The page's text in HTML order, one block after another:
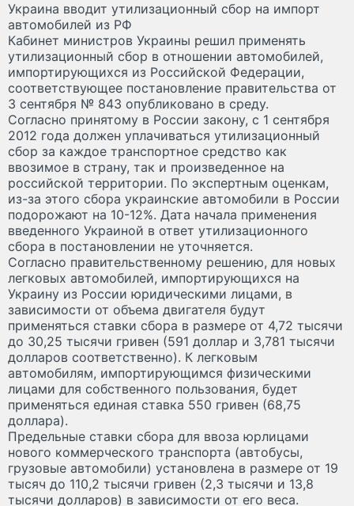
Украина вводит утилизационный сбор на импорт
автомобилей из РФ
Кабинет министров Украины решил применять
утилизационный сбор в отношении автомобилей,
импортирующихся из Российской Федерации,
соответствующее постановление правительства от
3 сентября № 843 опубликовано в среду.
Согласно принятому в России закону, с 1 сентября
2012 года должен уплачиваться утилизационный
сбор за каждое транспортное средство как
ввозимое в страну, так и произведенное на
российской территории. По экспертным оценкам,
из-за этого сбора украинские автомобили в России
подорожают на 10-12%. Дата начала применения
введенного Украиной в ответ утилизационного
сбора в постановлении не уточняется.
Согласно правительственному решению, для новых
легковых автомобилей, импортирующихся на
Украину из России юридическими лицами, в
зависимости от объема двигателя будут
применяться ставки сбора в размере от 4,72 тысячи
до 30,25 тысячи гривен (591 доллар и 3,781 тысячи
долларов соответственно). К легковым
автомобилям, импортирующимся физическими
лицами для собственного пользования, будет
применяться единая ставка 550 гривен (68,75
доллара).
Предельные ставки сбора для ввоза юрлицами
нового коммерческого транспорта (автобусы,
грузовые автомобили) установлена в размере от 19
тысяч до 110,2 тысячи гривен (2,3 тысячи и 13,8
тысячи долларов) в зависимости от его веса.